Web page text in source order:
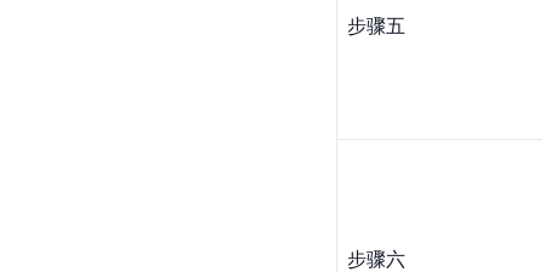
步骤五
步骤六